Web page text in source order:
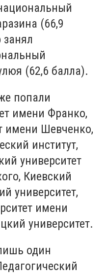
(66,9
занял
(62,6 балла).
попали
имени Франко,
имени Шевченко,
институт,
университет
Киевский
университет,
имени
университет.
один